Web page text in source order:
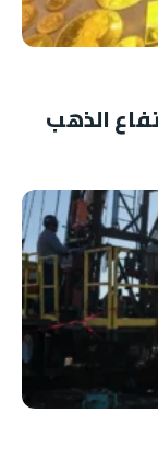
الذهب